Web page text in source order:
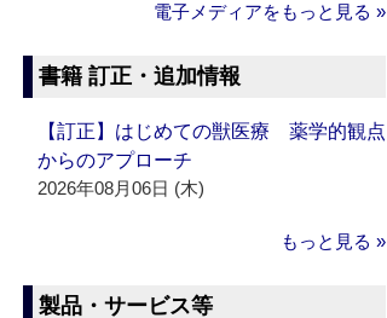
電子メディアをもっと見る »
書籍 訂正・追加情報
【訂正】はじめての獣医療 薬学的観点
からのアプローチ
2026年08月06日 (木)
もっと見る »
製品・サービス等